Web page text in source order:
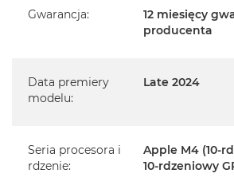
kontaktując się z naszym handlowcem.
Posiada system operacyjny
polskim oraz polskie menu
urządzenia.
Gwarancja:
12 miesięcy
producenta
Data premiery
modelu:
Late 2024
Seria procesora i
rdzenie:
Apple M4 (10-
10-rdzeniowy